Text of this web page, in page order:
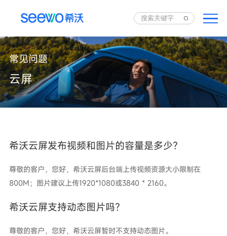
常见问题
云屏
希沃云屏发布视频和图片的容量是多少？
尊敬的客户，您好，希沃云屏后台端上传视频资源大小限制在
800M；图片建议上传1920*1080或3840 * 2160。
希沃云屏支持动态图片吗？
尊敬的客户，您好，希沃云屏暂时不支持动态图片。